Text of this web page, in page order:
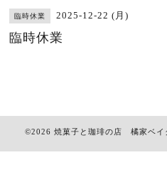
臨時休業 2025-12-22 (月)
臨時休業
©2026 焼菓子と珈琲の店 橘家ベイ